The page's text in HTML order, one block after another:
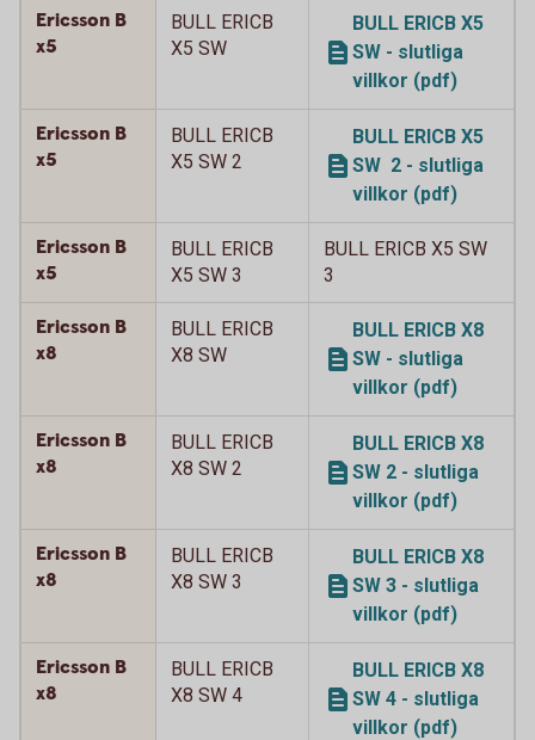
Ericsson B
x5
BULL ERICB
X5 SW
BULL ERICB X5
SW - slutliga
villkor (pdf)
Ericsson B
x5
BULL ERICB
X5 SW 2
BULL ERICB X5
SW 2 - slutliga
villkor (pdf)
Ericsson B
x5
BULL ERICB
X5 SW 3
BULL ERICB X5 SW
3
Ericsson B
x8
BULL ERICB
X8 SW
BULL ERICB X8
SW - slutliga
villkor (pdf)
Ericsson B
x8
BULL ERICB
X8 SW 2
BULL ERICB X8
SW 2 - slutliga
villkor (pdf)
Ericsson B
x8
BULL ERICB
X8 SW 3
BULL ERICB X8
SW 3 - slutliga
villkor (pdf)
Ericsson B
x8
BULL ERICB
X8 SW 4
BULL ERICB X8
SW 4 - slutliga
villkor (pdf)